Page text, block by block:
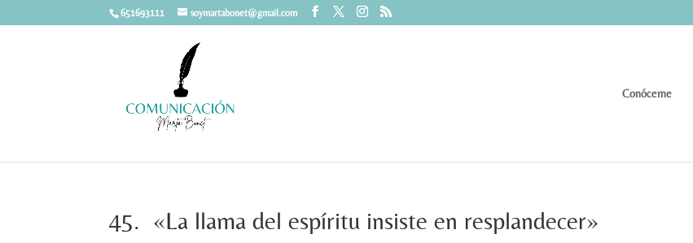
651693111 soymartabonet@gmail.com
Conóceme
45. «La llama del espíritu insiste en resplandecer»